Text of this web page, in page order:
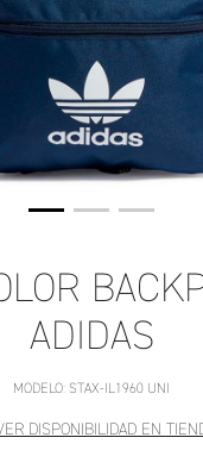
ADIDAS
MODELO: STAX-IL1960 UNI
DISPONIBILIDAD EN